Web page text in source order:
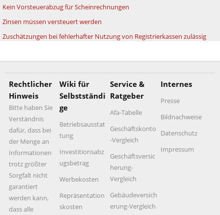
Kein Vorsteuerabzug für Scheinrechnungen
Zinsen müssen versteuert werden
Zuschätzungen bei fehlerhafter Nutzung von Registrierkassen zulässig
Rechtlicher
Hinweis
Bitte haben Sie
Verständnis
dafür, dass bei
der Menge an
Informationen
trotz größter
Sorgfalt nicht
garantiert
werden kann,
dass alle
Wiki für
Selbstständi
ge
Betriebsausstat
tung
Investitionsabz
ugsbetrag
Werbekosten
Repräsentation
skosten
Service &
Ratgeber
Afa-Tabelle
Geschäftskonto
-Vergleich
Geschäftsversic
herung-
Vergleich
Gebäudeversich
erung-Vergleich
Internes
Presse
Bildnachweise
Datenschutz
Impressum